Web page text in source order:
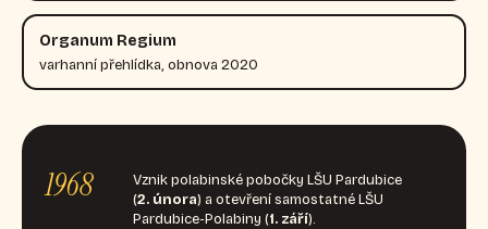
Organum Regium
varhanní přehlídka, obnova 2020
1968
Vznik polabinské pobočky LŠU Pardubice
(2. února) a otevření samostatné LŠU
Pardubice-Polabiny (1. září).